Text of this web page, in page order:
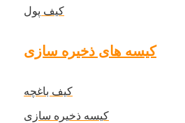
کیف پول
کیسه های ذخیره سازی
کیف باغچه
کیسه ذخیره سازی